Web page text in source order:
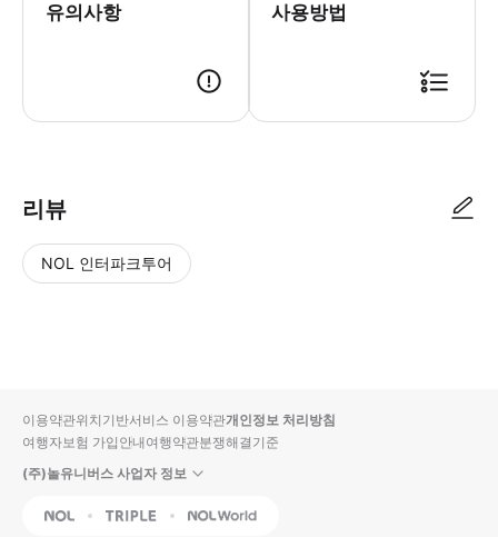
유의사항 사용방법
리뷰
NOL 인터파크투어
입니
다.
순
상
이용약관위치기반서비스 이용약관개인정보 처리방침
여행자보험 가입안내여행약관분쟁해결기준
(주)놀유니버스 사업자 정보
NOL Triple Interpark Global